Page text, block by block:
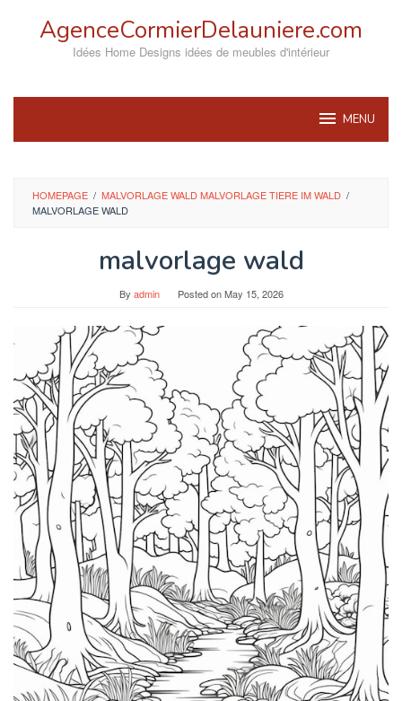
AgenceCormierDelauniere.com
Idées Home Designs idées de meubles d'intérieur
MENU
HOMEPAGE / MALVORLAGE WALD MALVORLAGE TIERE IM WALD /
MALVORLAGE WALD
malvorlage wald
By admin Posted onMay 15, 2026